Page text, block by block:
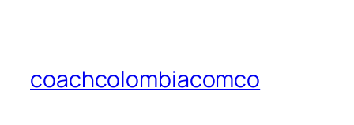
coachcolombiacomco